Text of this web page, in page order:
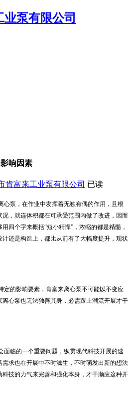
响因素
肯富来工业泵有限公司 已读
心泵，在作业中发挥着无独有偶的作用，且根
，就连体积都在可承受范围内做了改进，因而
四个字来概括“短小精悍”，浓缩的都是精髓，
还是构造上，都比从前有了大幅度提升，现状
定的影响要素，肯富来离心泵不可能以不变应
心泵也无法独善其身，必需跟上潮流开展才干
面临的一个重要问题，纵贯现代科技开展的速
求也在开展中不时滋生，不时萌发出新的想法
技的力气来完善和强化本身，才干顺应这种开